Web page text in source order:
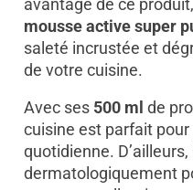
avantage de ce produit,
mousse active super
saleté incrustée et
de votre cuisine.
Avec ses 500 ml de
cuisine est parfait
quotidienne.
dermatologiquement